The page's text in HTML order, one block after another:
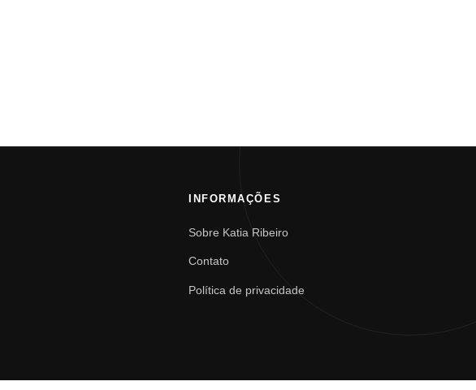
INFORMAÇÕES
Sobre Katia Ribeiro
Contato
Política de privacidade